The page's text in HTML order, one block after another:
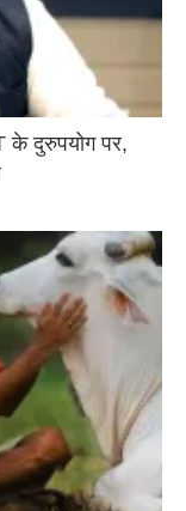
के दुरुपयोग पर,